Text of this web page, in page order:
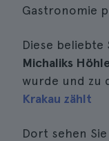
Gastronomie
Diese beliebte
Michaliks
wurde und zu
Krakau zählt
Dort sehen Sie